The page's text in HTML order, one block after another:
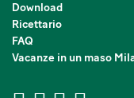
Download
Ricettario
FAQ
Vacanze in un maso